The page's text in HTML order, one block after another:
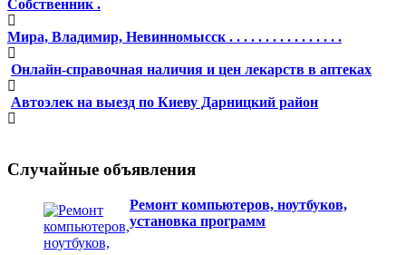
Собственник .
Мира, Владимир, Невинномысск . . . . . . . . . . . . . . . .
Онлайн-справочная наличия и цен лекарств в аптеках
Автоэлек на выезд по Киеву Дарницкий район
Случайные объявления
Ремонт компьютеров, ноутбуков,
установка программ